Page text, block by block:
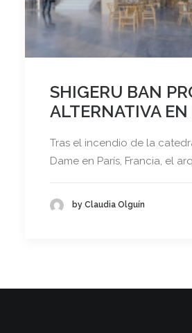
SHIGERU BAN
ALTERNATIVA EN
Tras el incendio de la
Dame en París, Francia, el
by Claudia Olguín